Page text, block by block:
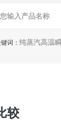
词： 纯蒸汽高温瞬
较